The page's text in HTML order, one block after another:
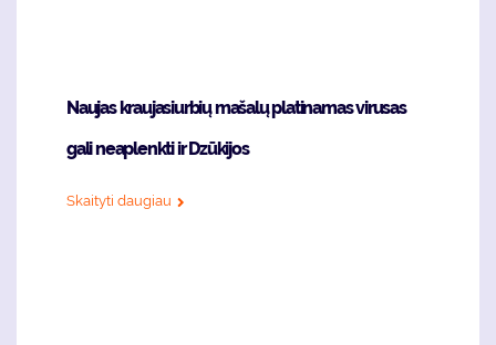
Naujas kraujasiurbių mašalų platinamas virusas
gali neaplenkti ir Dzūkijos
Skaityti daugiau